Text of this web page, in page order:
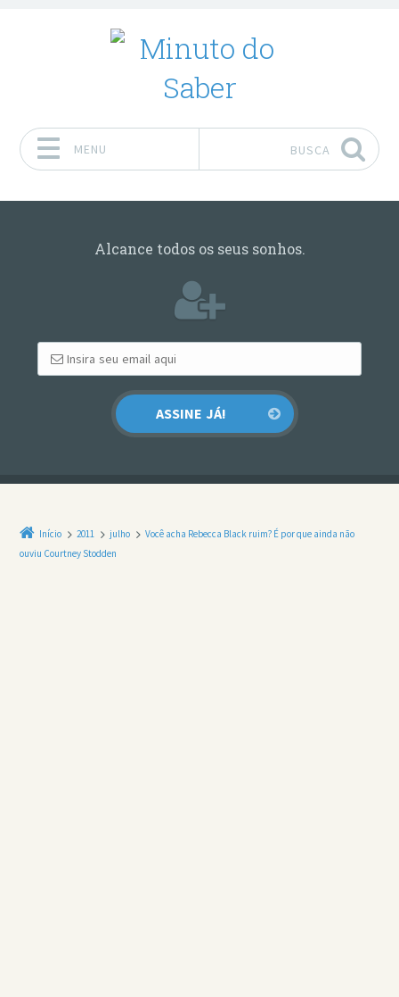
MENU BUSCA
Alcance todos os seus sonhos.
Início 2011 julho
Você acha Rebecca Black ruim? É por que ainda não
ouviu Courtney Stodden